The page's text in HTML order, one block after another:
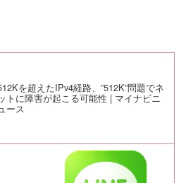
を超えたIPv4経路、”512K”問題でネ
トに障害が起こる可能性 | マイナビニ
ース